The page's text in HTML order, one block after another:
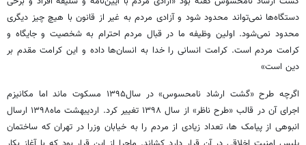
دستگاه‌ها نمی‌تواند محدود شود و آزادی مردم به غیر از قانون با هیچ چیز دیگری
محدود نمی‌شود. اولین وظیفه ما در قبال مردم احترام به شخصیت و جایگاه و
کرامت مردم است. کرامت انسانی را خدا به انسان‌ها داده و این کرامت مقدم بر
دین است»
اگرچه طرح «گشت ارشاد نامحسوس» در سال۱۳۹۵ مسکوت ماند اما مکانیزم
اجرای آن در قالب «طرح ناظر» از سال ۱۳۹۸ تغییر کرد. اردیبهشت ماه۱۳۹۸ ارسال
انبوهی از پیامک ها، تعداد زیادی از مردم را به خیابان وزرا در تهران که ساختمان